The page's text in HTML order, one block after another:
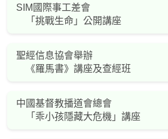
SIM國際事工差會
「挑戰生命」公開講座
聖經信息協會舉辦
《羅馬書》講座及查經班
中國基督教播道會總會
「乖小孩隱藏大危機」講座